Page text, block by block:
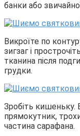
банки або
Викроїте по
зигзаг і
тканина після
грудки.
Зробіть кишеньку.
прямокутник,
частина сарафана.